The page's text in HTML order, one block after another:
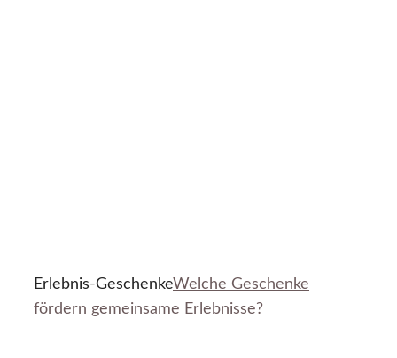
Erlebnis-GeschenkeWelche Geschenke
fördern gemeinsame Erlebnisse?